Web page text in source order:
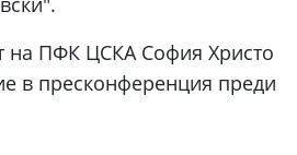
на ПФК ЦСКА София Христо
в пресконференция преди